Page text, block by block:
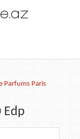
Parfums Paris
Edp